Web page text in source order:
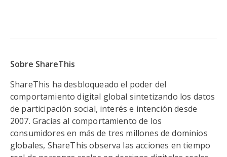
Sobre ShareThis
ShareThis ha desbloqueado el poder del
comportamiento digital global sintetizando los datos
de participación social, interés e intención desde
2007. Gracias al comportamiento de los
consumidores en más de tres millones de dominios
globales, ShareThis observa las acciones en tiempo